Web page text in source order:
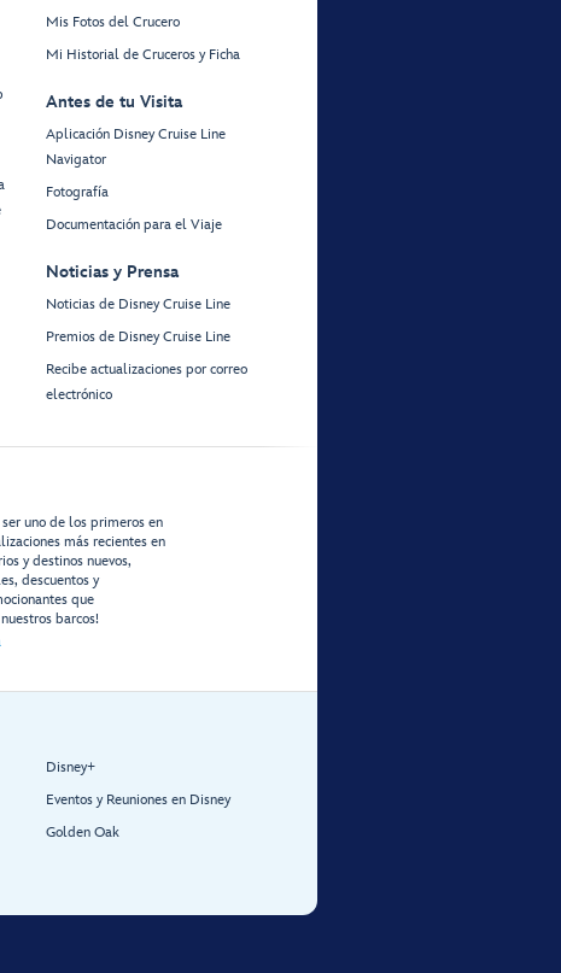
Mis Fotos del Crucero
Mi Historial de Cruceros y Ficha
Antes de tu Visita
Aplicación Disney Cruise Line
Navigator
Fotografía
Documentación para el Viaje
Noticias y Prensa
Noticias de Disney Cruise Line
Premios de Disney Cruise Line
Recibe actualizaciones por correo
electrónico
uno de los primeros en
más recientes en
y destinos nuevos,
descuentos y
que
barcos!
Disney+
Eventos y Reuniones en Disney
Golden Oak